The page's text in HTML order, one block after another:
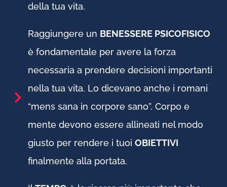
della tua vita.
Raggiungere un BENESSERE PSICOFISICO
è fondamentale per avere la forza
necessaria a prendere decisioni importanti
nella tua vita. Lo dicevano anche i romani
“mens sana in corpore sano”. Corpo e
mente devono essere allineati nel modo
giusto per rendere i tuoi OBIETTIVI
finalmente alla portata.